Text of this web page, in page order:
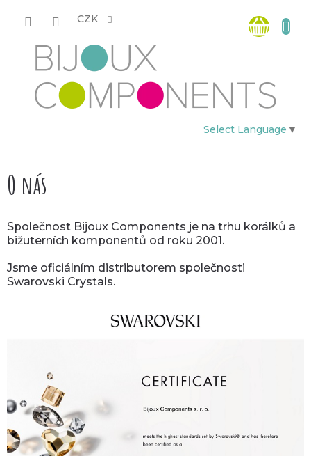
CZK
Select Language ▼
košík
O nás
Společnost Bijoux Components je na trhu korálků a
bižuterních komponentů od roku 2001.
Jsme oficiálním distributorem společnosti
Swarovski Crystals.